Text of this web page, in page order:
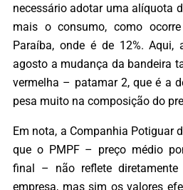
necessário adotar uma alíquota
mais o consumo, como
Paraíba, onde é de 12%. Aqui,
agosto a mudança da bandeira
vermelha – patamar 2, que é a
pesa muito na composição do
Em nota, a Companhia Potiguar
que o PMPF – preço médio
final – não reflete
empresa, mas sim os valores